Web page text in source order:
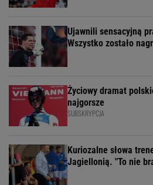
Ujawnili sensacyjną
Wszystko zostało
Życiowy dramat
najgorsze
SUBSKRYPCJA
Kuriozalne słowa
Jagiellonią. "To nie